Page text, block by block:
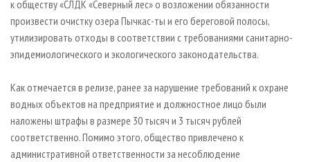
к обществу «СЛДК «Северный лес» о возложении обязанности
произвести очистку озера Пычкас-ты и его береговой полосы,
утилизировать отходы в соответствии с требованиями санитарно-
эпидемиологического и экологического законодательства.
Как отмечается в релизе, ранее за нарушение требований к охране
водных объектов на предприятие и должностное лицо были
наложены штрафы в размере 30 тысяч и 3 тысяч рублей
соответственно. Помимо этого, общество привлечено к
административной ответственности за несоблюдение